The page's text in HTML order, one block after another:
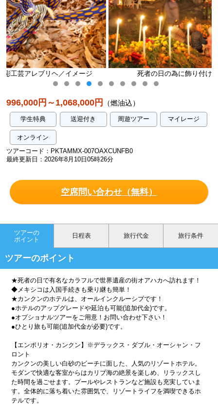
ージ 死者の日の為に飾り付けされた祭壇／イメージ
996,000円～1,068,000円 （燃油込）
学生特典 送迎付き 周遊ツアー マイレージ
オンライン
ツアーコード：PKTAMMX-007OAXCUNFB0
最終更新日：2026年8月10日05時26分
空席問い合わせ（無料）
ツアーの
ポイント
日程表 旅行代金 旅行条件
ツアーのポイント
★死者の日で有名なカラフルで世界遺産の街オアハカへ訪れます！
◆メキシコは入国手続きも乗り継も簡単！
★カンクンのホテルは、オールインクルーシブです！
●ホテルのアップグレードや延泊も可能(追加代金)です。
●オプショナルツアーをご用意！お問い合わせ下さい！
●ひとり旅も可能(追加代金が必要)です。
【エンポリオ・カンクン】※デラックス・ダブル・オーシャン・フ
ロント
カンクンの美しい白砂のビーチに面した、人気のリゾートホテル。
モダンで快適な客室からはカリブ海の絶景を楽しめ、リラックスし
た時間を過ごせます。プールやレストランなど施設も充実していま
す。全体的に落ち着いた雰囲気で、リゾートライフを満喫できるホ
テルです。